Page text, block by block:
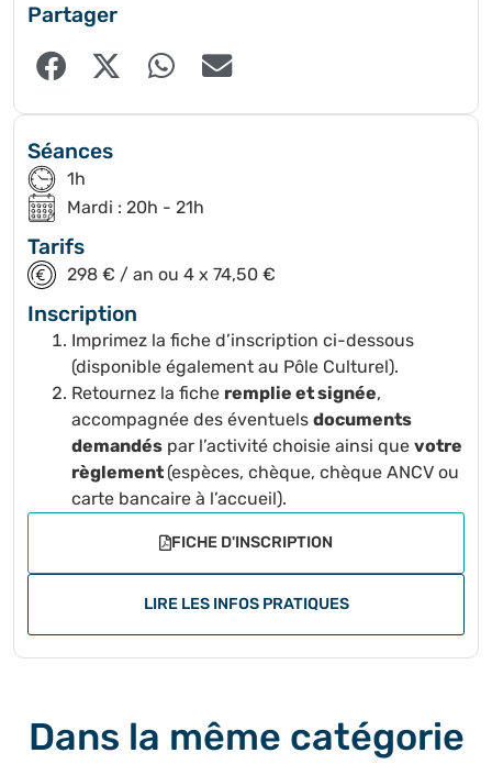
Séances
1h
Mardi : 20h - 21h
Tarifs
298 € / an ou 4 x 74,50 €
Inscription
Imprimez la fiche d’inscription ci-dessous
(disponible également au Pôle Culturel).
Retournez la fiche remplie et signée,
accompagnée des éventuels documents
demandés par l’activité choisie ainsi que votre
règlement (espèces, chèque, chèque ANCV ou
carte bancaire à l’accueil).
FICHE D'INSCRIPTION
LIRE LES INFOS PRATIQUES
Partager
Dans la même catégorie